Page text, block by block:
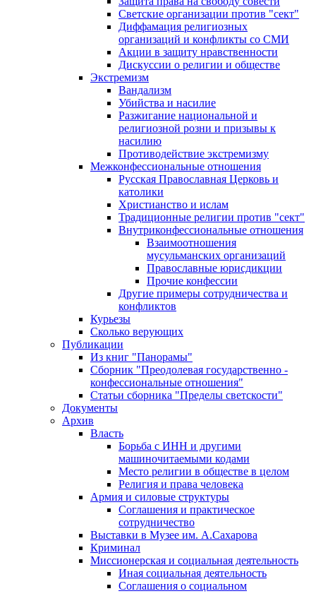
Светские организации против "сект"
Диффамация религиозных
организаций и конфликты со СМИ
Акции в защиту нравственности
Дискуссии о религии и обществе
Экстремизм
Вандализм
Убийства и насилие
Разжигание национальной и
религиозной розни и призывы к
насилию
Противодействие экстремизму
Межконфессиональные отношения
Русская Православная Церковь и
католики
Христианство и ислам
Традиционные религии против "сект"
Внутриконфессиональные отношения
Взаимоотношения
мусульманских организаций
Православные юрисдикции
Прочие конфессии
Другие примеры сотрудничества и
конфликтов
Курьезы
Сколько верующих
Публикации
Из книг "Панорамы"
Сборник "Преодолевая государственно -
конфессиональные отношения"
Статьи сборника "Пределы светскости"
Документы
Архив
Власть
Борьба с ИНН и другими
машиночитаемыми кодами
Место религии в обществе в целом
Религия и права человека
Армия и силовые структуры
Соглашения и практическое
сотрудничество
Выставки в Музее им. А.Сахарова
Криминал
Миссионерская и социальная деятельность
Иная социальная деятельность
Соглашения о социальном